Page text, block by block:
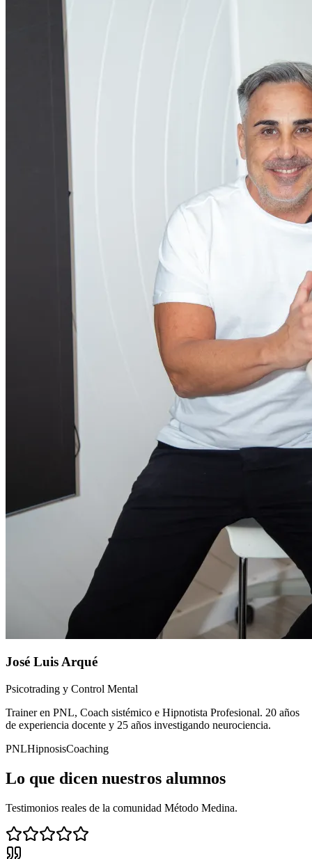
José Luis Arqué
Psicotrading y Control Mental
Trainer en PNL, Coach sistémico e Hipnotista Profesional. 20 años
de experiencia docente y 25 años investigando neurociencia.
PNLHipnosisCoaching
Lo que dicen nuestros alumnos
Testimonios reales de la comunidad Método Medina.